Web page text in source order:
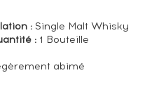
:Single Malt Whisky
:1 Bouteille
abimé